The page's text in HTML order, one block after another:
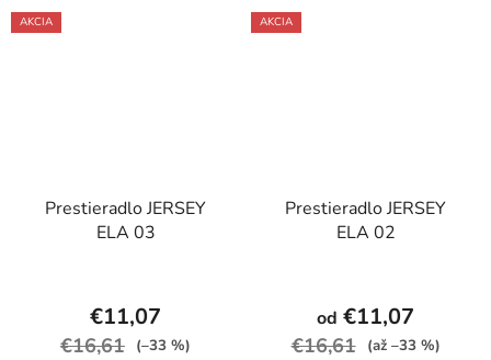
AKCIA
Prestieradlo JERSEY
ELA 03
€11,07
€16,61 (–33 %)
AKCIA
Prestieradlo JERSEY
ELA 02
od €11,07
€16,61 (až –33 %)